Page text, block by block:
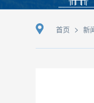
首页 > 新